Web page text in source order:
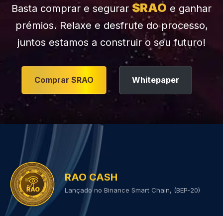
Basta comprar e segurar $RAO e ganhar
prémios. Relaxe e desfrute do processo,
juntos estamos a construir o seu futuro!
Comprar $RAO Whitepaper
RAO CASH
Lançado no Binance Smart Chain, (BEP-20)